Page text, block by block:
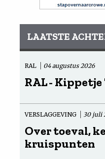
LAATSTE
RAL 04 augustus 2026
RAL - Kippetje
VERSLAGGEVING 30 juli
Over toeval,
kruispunten